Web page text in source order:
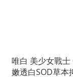
唯白 美少女戰
嫩透白SOD草本